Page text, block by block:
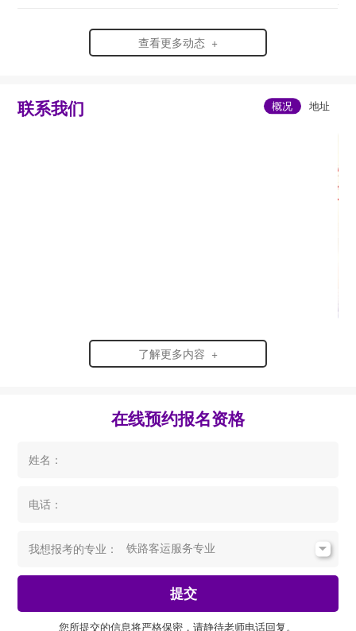
秋的交界处在青春与迷彩的邂逅里24级萌...
查看更多动态 +
联系我们
了解更多内容 +
在线预约报名资格
姓名：
电话：
我想报考的专业：
提交
您所提交的信息将严格保密，请静待老师电话回复。